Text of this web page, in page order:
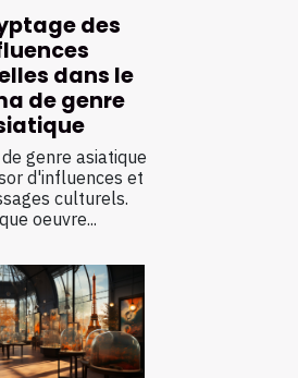
des
dans le
de genre
genre asiatique
d'influences et
culturels.
oeuvre...